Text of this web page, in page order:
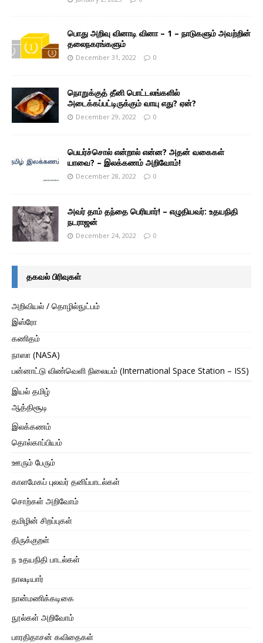
பொது அறிவு வினாடி வினா – 1 – நாடுகளும் அவற்றின்
தலைநகரங்களும்
December 31, 2022 0
நொறுக்குத் தீனி பொட்டலங்களில்
அடைக்கப்பட்டிருக்கும் வாயு எது? ஏன்?
December 29, 2022 0
பெயர்ச்சொல் என்றால் என்ன? அதன் வகைகள்
யாவை? – இலக்கணம் அறிவோம்!
December 28, 2022 0
அவர் தாம் தந்தை பெரியார்! – எழுதியவர்: உதயநிதி
நடராஜன்
December 24, 2022 0
தகவல் பிரிவுகள்
அறிவியல் / தொழில்நுட்பம்
இஸ்ரோ
கணிதம்
நாஸா (NASA)
பன்னாட்டு விண்வெளி நிலையம் (International Space Station – ISS)
இயல் தமிழ்
ஆத்திசூடி
இலக்கணம்
தொல்காப்பியம்
ஊரும் பேரும்
காளமேகப் புலவர் தனிப்பாடல்கள்
சொற்கள் அறிவோம்
தமிழின் சிறப்புகள்
திருக்குறள்
ந உதயநிதி பாடல்கள்
நாலடியார்
நான்மணிக்கடிகை
நூல்கள் அறிவோம்
பாரதிதாசன் கவிதைகள்